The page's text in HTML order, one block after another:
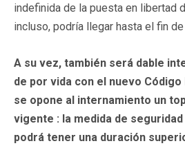
indefinida de la puesta en libertad
incluso, podría llegar hasta el fin
A su vez, también será dable
de por vida con el nuevo Código
se opone al internamiento un
vigente : la medida de
podrá tener una duración